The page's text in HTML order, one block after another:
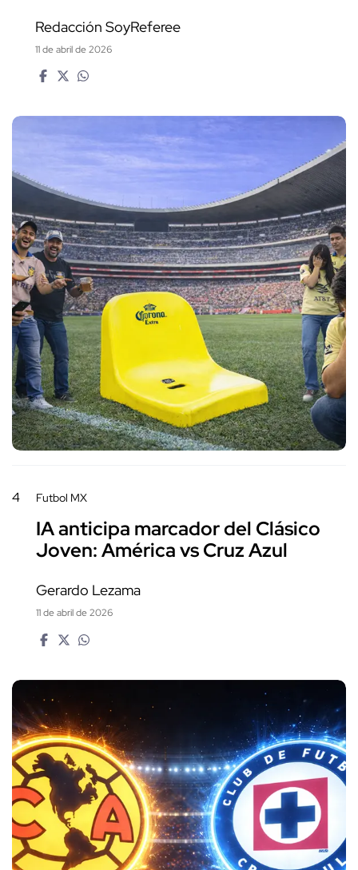
Redacción SoyReferee
11 de abril de 2026
4 Futbol MX
IA anticipa marcador del Clásico
Joven: América vs Cruz Azul
Gerardo Lezama
11 de abril de 2026